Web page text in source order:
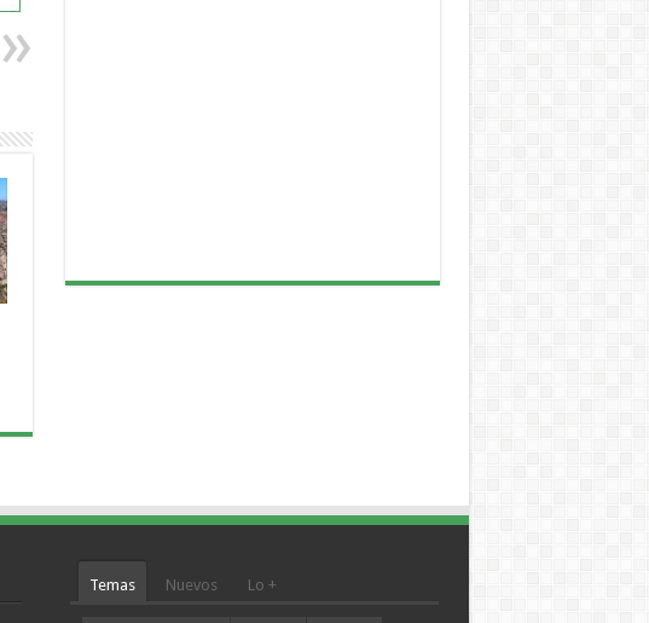
Temas Nuevos Lo +